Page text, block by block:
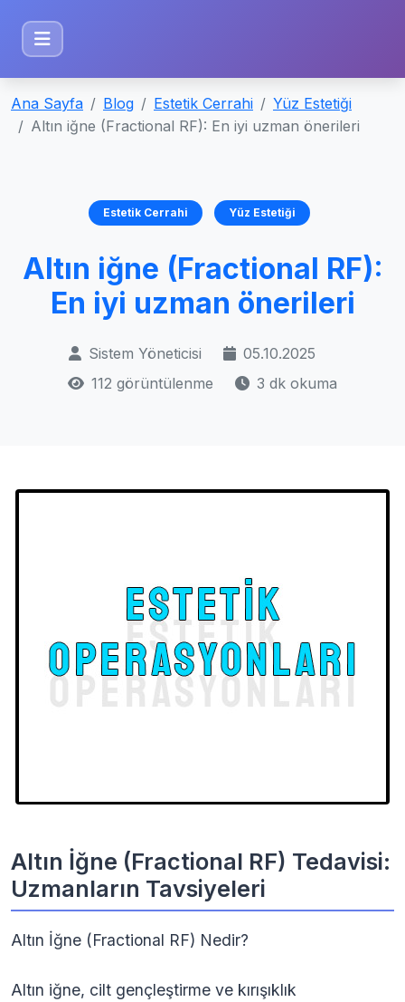
Ana Sayfa Blog Estetik Cerrahi
Yüz Estetiği
Altın iğne (Fractional RF): En iyi uzman önerileri
Estetik Cerrahi Yüz Estetiği
Altın iğne (Fractional RF):
En iyi uzman önerileri
Sistem Yöneticisi
05.10.2025
112 görüntülenme
3 dk okuma
Altın İğne (Fractional RF) Tedavisi:
Uzmanların Tavsiyeleri
Altın İğne (Fractional RF) Nedir?
Altın iğne, cilt gençleştirme ve kırışıklık